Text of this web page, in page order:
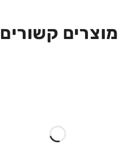
מוצרים קשורים